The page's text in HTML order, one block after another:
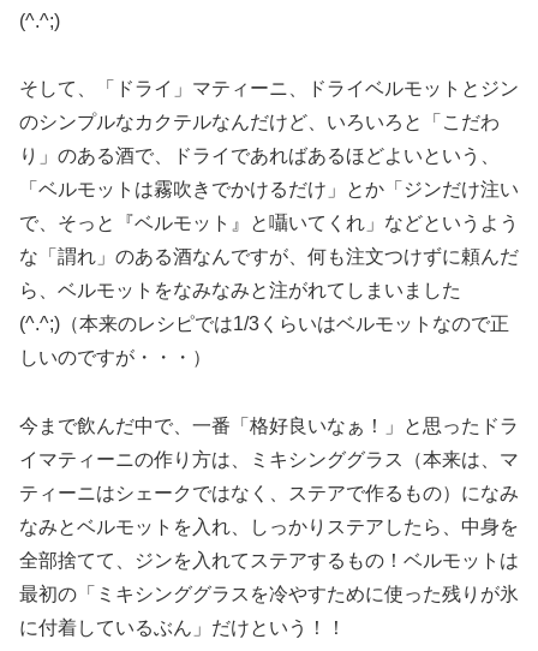
(^.^;)
そして、「ドライ」マティーニ、ドライベルモットとジン
のシンプルなカクテルなんだけど、いろいろと「こだわ
り」のある酒で、ドライであればあるほどよいという、
「ベルモットは霧吹きでかけるだけ」とか「ジンだけ注い
で、そっと『ベルモット』と囁いてくれ」などというよう
な「謂れ」のある酒なんですが、何も注文つけずに頼んだ
ら、ベルモットをなみなみと注がれてしまいました
(^.^;)（本来のレシピでは1/3くらいはベルモットなので正
しいのですが・・・）
今まで飲んだ中で、一番「格好良いなぁ！」と思ったドラ
イマティーニの作り方は、ミキシンググラス（本来は、マ
ティーニはシェークではなく、ステアで作るもの）になみ
なみとベルモットを入れ、しっかりステアしたら、中身を
全部捨てて、ジンを入れてステアするもの！ベルモットは
最初の「ミキシンググラスを冷やすために使った残りが氷
に付着しているぶん」だけという！！